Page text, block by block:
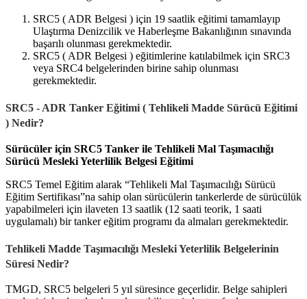
SRC5 ( ADR Belgesi ) için 19 saatlik eğitimi tamamlayıp
Ulaştırma Denizcilik ve Haberleşme Bakanlığının sınavında
başarılı olunması gerekmektedir.
SRC5 ( ADR Belgesi ) eğitimlerine katılabilmek için SRC3
veya SRC4 belgelerinden birine sahip olunması
gerekmektedir.
SRC5 - ADR Tanker Eğitimi ( Tehlikeli Madde Sürücü Eğitimi
) Nedir?
Sürücüler için SRC5 Tanker ile Tehlikeli Mal Taşımacılığı
Sürücü Mesleki Yeterlilik Belgesi Eğitimi
SRC5 Temel Eğitim alarak “Tehlikeli Mal Taşımacılığı Sürücü
Eğitim Sertifikası”na sahip olan sürücülerin tankerlerde de sürücülük
yapabilmeleri için ilaveten 13 saatlik (12 saati teorik, 1 saati
uygulamalı) bir tanker eğitim programı da almaları gerekmektedir.
Tehlikeli Madde Taşımacılığı Mesleki Yeterlilik Belgelerinin
Süresi Nedir?
TMGD, SRC5 belgeleri 5 yıl süresince geçerlidir. Belge sahipleri